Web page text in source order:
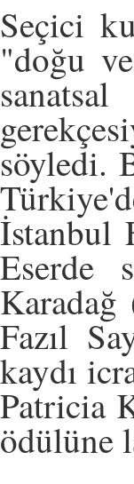
Seçici
"doğu
söyledi.
İstanbul
Eserde
Fazıl
kaydı
Patricia
ödülüne